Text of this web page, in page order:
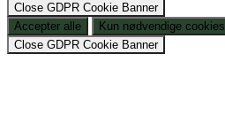
Close GDPR Cookie Banner
Accepter alle
Kun nødvendige cookies
Close GDPR Cookie Banner